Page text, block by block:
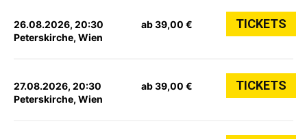
26.08.2026, 20:30
Peterskirche, Wien
ab 39,00 € TICKETS
27.08.2026, 20:30
Peterskirche, Wien
ab 39,00 € TICKETS